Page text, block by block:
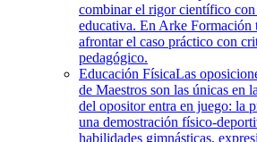
combinar el rigor científico
educativa. En Arke Formación
afrontar el caso práctico con
pedagógico.
Educación FísicaLas
de Maestros son las únicas en
del opositor entra en juego: la
una demostración físico-
habilidades gimnásticas,